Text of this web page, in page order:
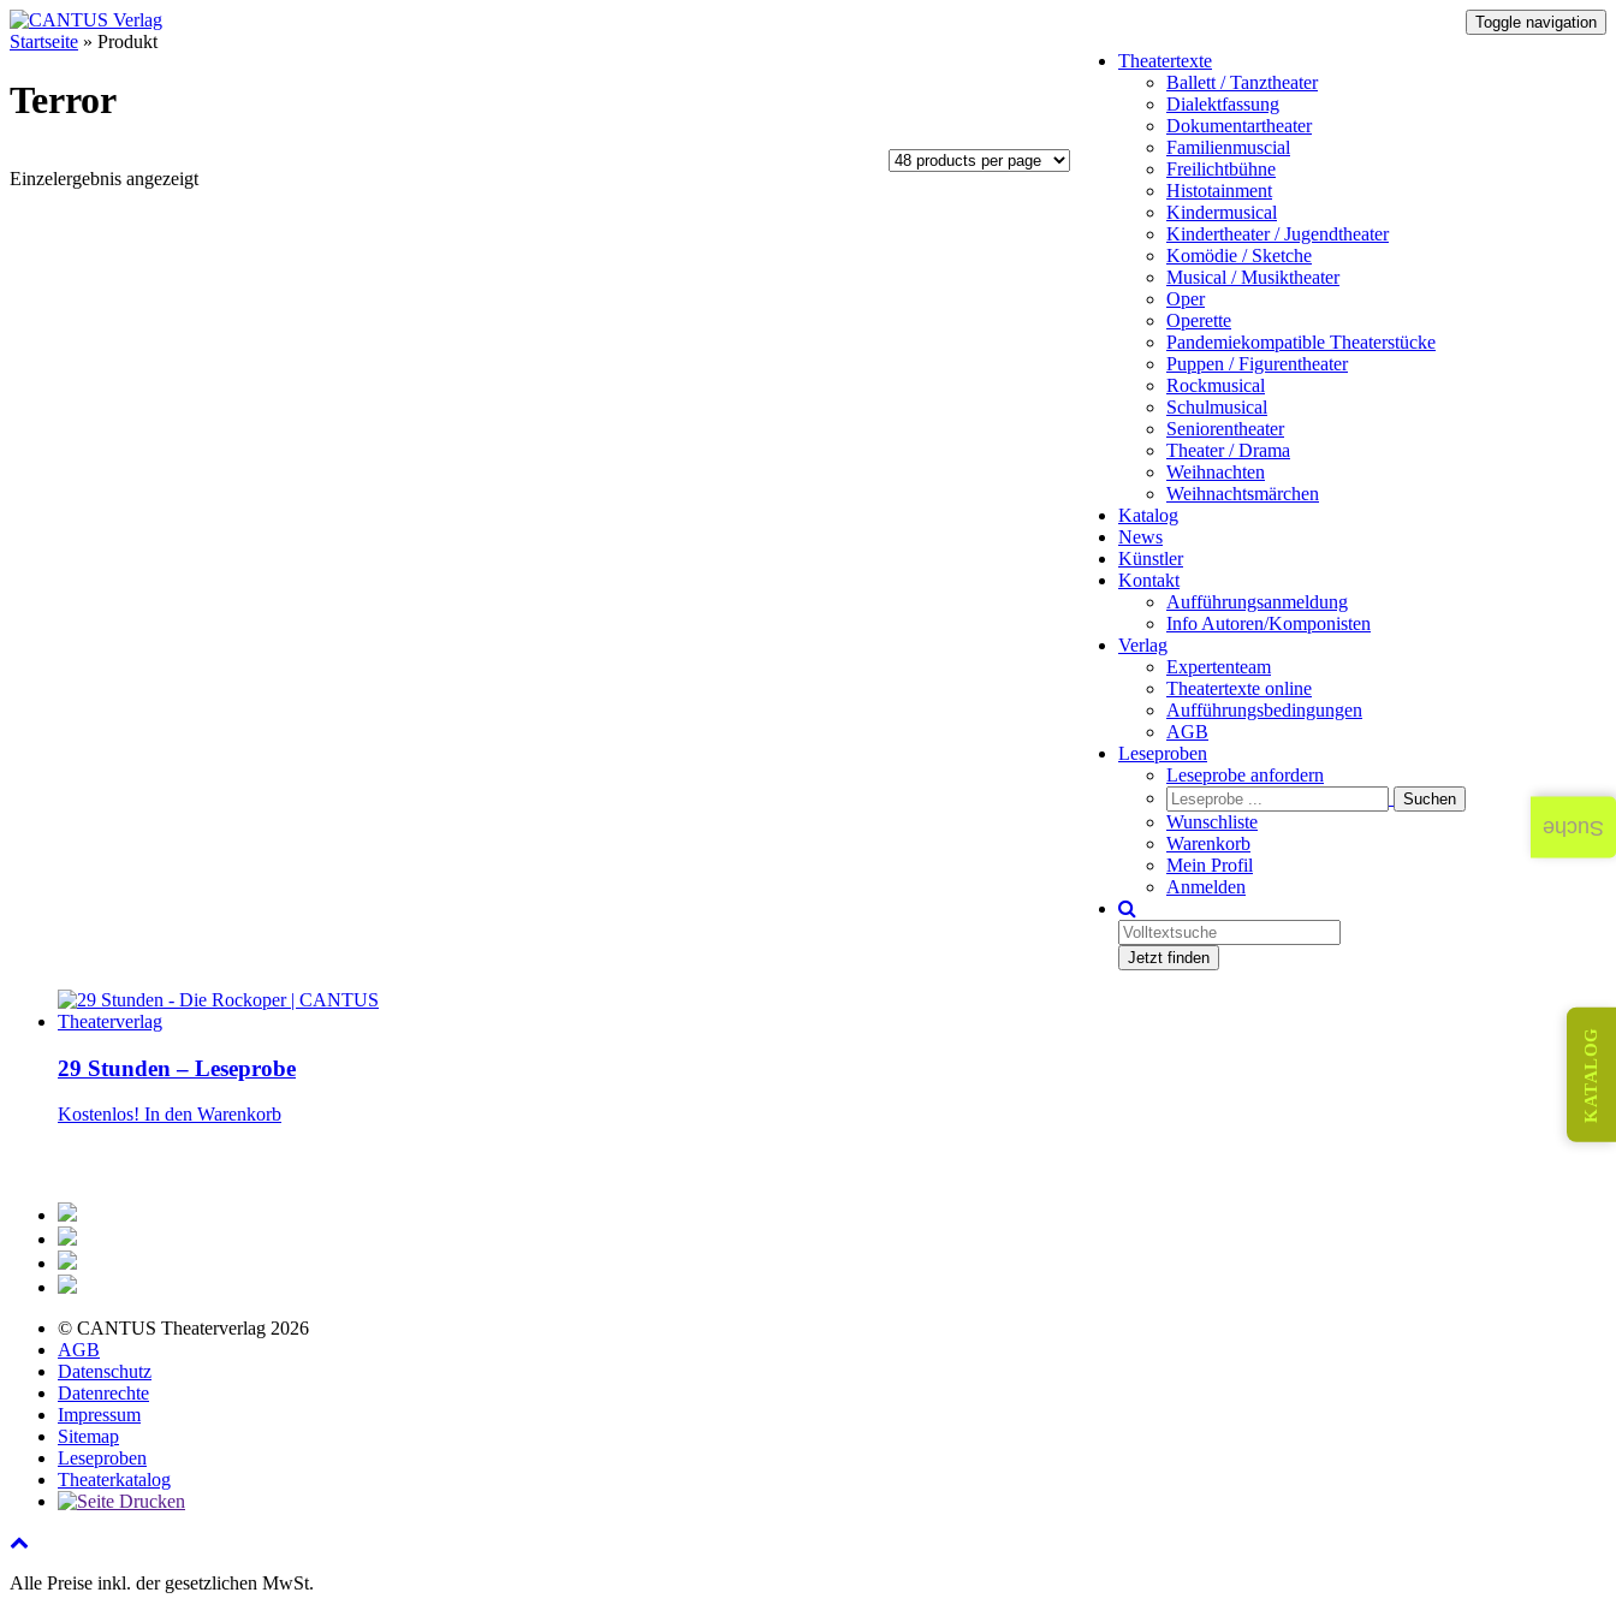
Toggle navigation
Theatertexte
Ballett / Tanztheater
Dialektfassung
Dokumentartheater
Familienmuscial
Freilichtbühne
Histotainment
Kindermusical
Kindertheater / Jugendtheater
Komödie / Sketche
Musical / Musiktheater
Oper
Operette
Pandemiekompatible Theaterstücke
Puppen / Figurentheater
Rockmusical
Schulmusical
Seniorentheater
Theater / Drama
Weihnachten
Weihnachtsmärchen
Katalog
News
Künstler
Kontakt
Aufführungsanmeldung
Info Autoren/Komponisten
Verlag
Expertenteam
Theatertexte online
Aufführungsbedingungen
AGB
Leseproben
Leseprobe anfordern
Wunschliste
Warenkorb
Mein Profil
Anmelden
Jetzt finden
Startseite » Produkt
Terror
Einzelergebnis angezeigt
29 Stunden – Leseprobe
Kostenlos! In den Warenkorb
© CANTUS Theaterverlag 2026
AGB
Datenschutz
Datenrechte
Impressum
Sitemap
Leseproben
Theaterkatalog
Alle Preise inkl. der gesetzlichen MwSt.
KATALOG
Suche